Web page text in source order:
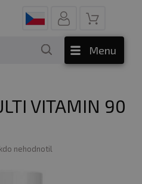
Menu
VITAMIN 90
nehodnotil